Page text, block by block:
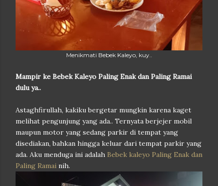
Menikmati Bebek Kaleyo, kuy..
Mampir ke Bebek Kaleyo Paling Enak dan Paling Ramai
dulu ya..
Astaghfirullah, kakiku bergetar mungkin karena kaget
melihat pengunjung yang ada.. Ternyata berjejer mobil
maupun motor yang sedang parkir di tempat yang
disediakan, bahkan hingga keluar dari tempat parkir yang
ada. Aku menduga ini adalah Bebek kaleyo Paling Enak dan
Paling Ramai nih.